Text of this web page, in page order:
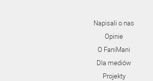
Napisali o nas
Opinie
O FaniMani
Dla mediów
Projekty